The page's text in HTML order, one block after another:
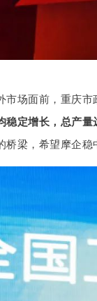
场面前，重庆
定增长，总产量
梁，希望摩企稳